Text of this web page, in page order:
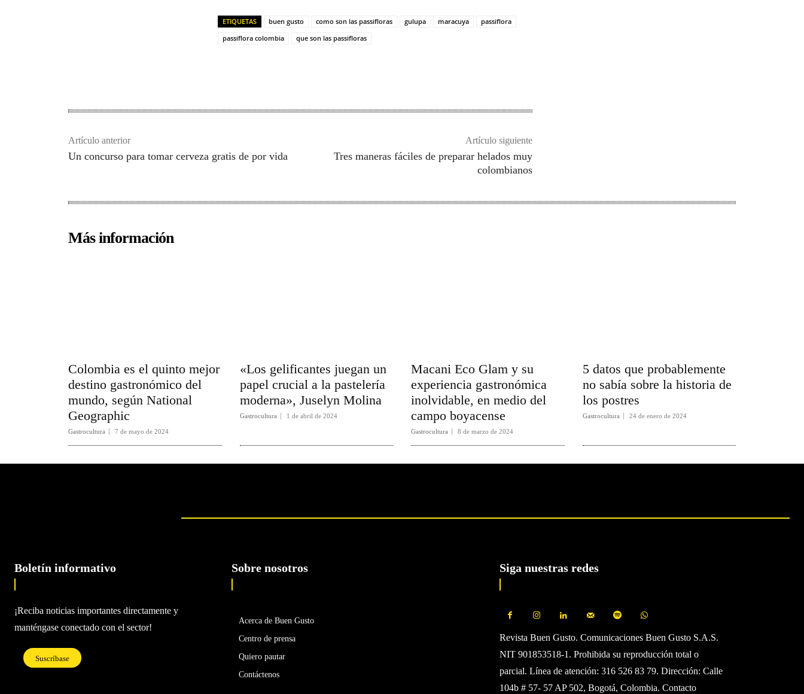
ETIQUETAS buen gusto como son las passifloras gulupa maracuya
passiflora
passiflora colombia
que son las passifloras
Artículo anterior
Un concurso para tomar cerveza gratis de por vida
Artículo siguiente
Tres maneras fáciles de preparar helados muy
colombianos
Más información
Colombia es el quinto mejor
destino gastronómico del
mundo, según National
Geographic
Gastrocultura 7 de mayo de 2024
«Los gelificantes juegan un
papel crucial a la pastelería
moderna», Juselyn Molina
Gastrocultura 1 de abril de 2024
Macani Eco Glam y su
experiencia gastronómica
inolvidable, en medio del
campo boyacense
Gastrocultura 8 de marzo de 2024
5 datos que probablemente
no sabía sobre la historia de
los postres
Gastrocultura 24 de enero de 2024
Boletín informativo
¡Reciba noticias importantes directamente y
manténgase conectado con el sector!
Suscríbase
Sobre nosotros
Acerca de Buen Gusto
Centro de prensa
Quiero pautar
Contáctenos
Siga nuestras redes
Revista Buen Gusto. Comunicaciones Buen Gusto S.A.S.
NIT 901853518-1. Prohibida su reproducción total o
parcial. Línea de atención: 316 526 83 79. Dirección: Calle
104b # 57- 57 AP 502, Bogotá, Colombia. Contacto